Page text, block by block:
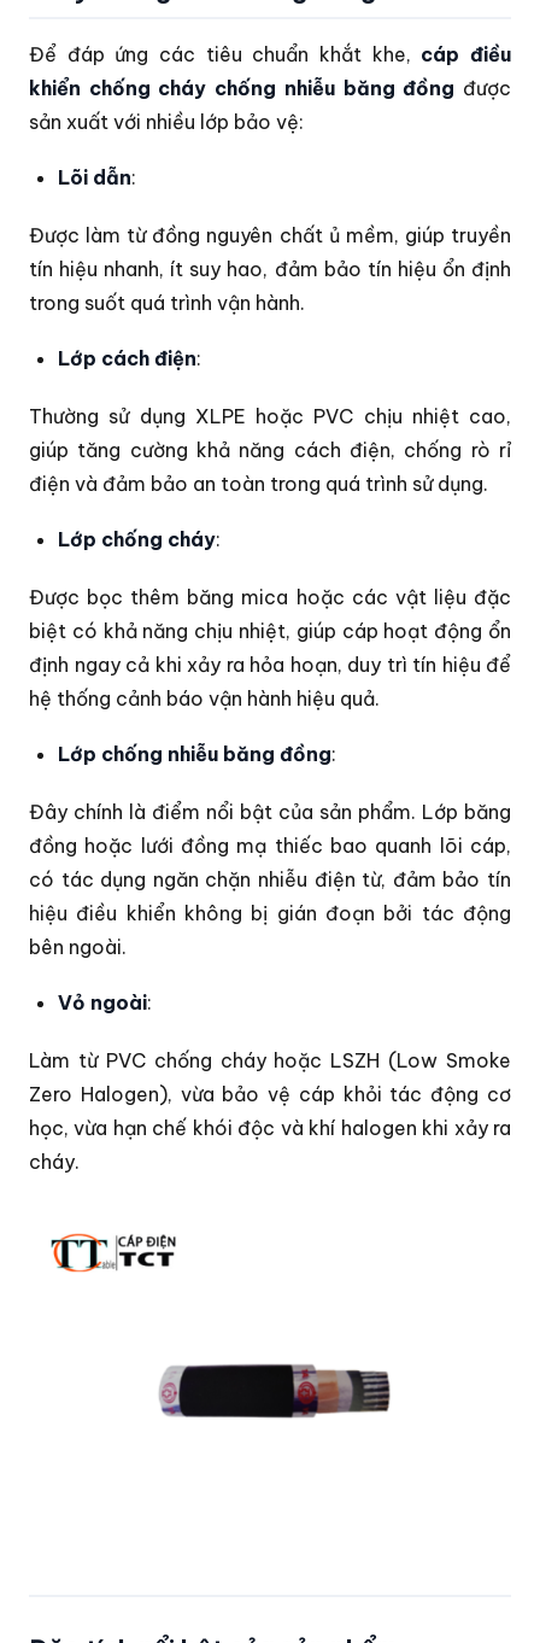
Để đáp ứng các tiêu chuẩn khắt khe, cáp điều
khiển chống cháy chống nhiễu băng đồng được
sản xuất với nhiều lớp bảo vệ:
Lõi dẫn:
Được làm từ đồng nguyên chất ủ mềm, giúp truyền
tín hiệu nhanh, ít suy hao, đảm bảo tín hiệu ổn định
trong suốt quá trình vận hành.
Lớp cách điện:
Thường sử dụng XLPE hoặc PVC chịu nhiệt cao,
giúp tăng cường khả năng cách điện, chống rò rỉ
điện và đảm bảo an toàn trong quá trình sử dụng.
Lớp chống cháy:
Được bọc thêm băng mica hoặc các vật liệu đặc
biệt có khả năng chịu nhiệt, giúp cáp hoạt động ổn
định ngay cả khi xảy ra hỏa hoạn, duy trì tín hiệu để
hệ thống cảnh báo vận hành hiệu quả.
Lớp chống nhiễu băng đồng:
Đây chính là điểm nổi bật của sản phẩm. Lớp băng
đồng hoặc lưới đồng mạ thiếc bao quanh lõi cáp,
có tác dụng ngăn chặn nhiễu điện từ, đảm bảo tín
hiệu điều khiển không bị gián đoạn bởi tác động
bên ngoài.
Vỏ ngoài:
Làm từ PVC chống cháy hoặc LSZH (Low Smoke
Zero Halogen), vừa bảo vệ cáp khỏi tác động cơ
học, vừa hạn chế khói độc và khí halogen khi xảy ra
cháy.